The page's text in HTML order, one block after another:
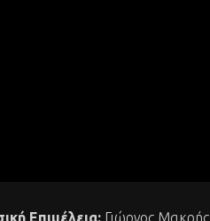
Επιμέλεια:Γιώργος Μακρής